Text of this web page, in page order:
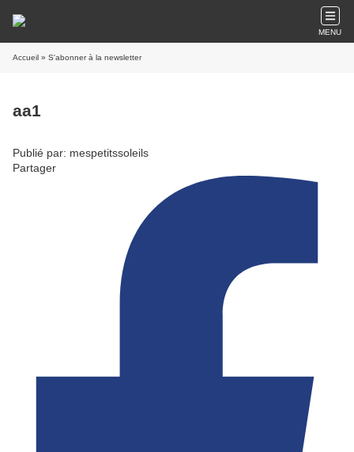
MENU
Accueil » S'abonner à la newsletter
aa1
Publié par: mespetitssoleils
Partager